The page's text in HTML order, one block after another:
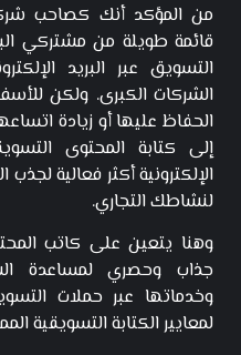
من المؤكد أنك كصاحب
قائمة طويلة من مشتركي
التسويق عبر البريد
الشركات الكبرى. ولكن
الحفاظ عليها أو زيادة
إلى كتابة المحتوى
الإلكترونية أكثر فعالية
لنشاطك التجاري.
وهنا يتعين على كاتب
جذاب وحصري لمساعدة
وخدماتها عبر حملات
لمعايير الكتابة التسويقية